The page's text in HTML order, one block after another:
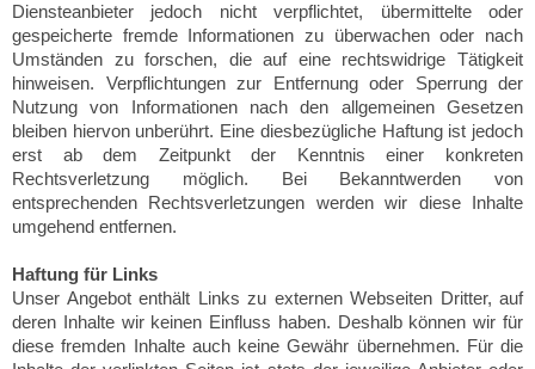
Diensteanbieter jedoch nicht verpflichtet, übermittelte oder
gespeicherte fremde Informationen zu überwachen oder nach
Umständen zu forschen, die auf eine rechtswidrige Tätigkeit
hinweisen. Verpflichtungen zur Entfernung oder Sperrung der
Nutzung von Informationen nach den allgemeinen Gesetzen
bleiben hiervon unberührt. Eine diesbezügliche Haftung ist jedoch
erst ab dem Zeitpunkt der Kenntnis einer konkreten
Rechtsverletzung möglich. Bei Bekanntwerden von
entsprechenden Rechtsverletzungen werden wir diese Inhalte
umgehend entfernen.
Haftung für Links
Unser Angebot enthält Links zu externen Webseiten Dritter, auf
deren Inhalte wir keinen Einfluss haben. Deshalb können wir für
diese fremden Inhalte auch keine Gewähr übernehmen. Für die